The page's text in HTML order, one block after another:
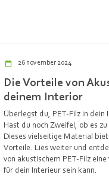
26 november 2024
Die Vorteile von
deinem Interior
Überlegst du, PET-Filz in dein
Hast du noch Zweifel, ob es
Dieses vielseitige Material
Vorteile. Lies weiter und
von akustischem PET-Filz
für dein Interieur sein kann.